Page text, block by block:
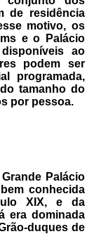
de residência
motivo, os
e o Palácio
ao
podem ser
programada,
tamanho do
por pessoa.
Palácio
conhecida
XIX, e da
era dominada
duques de